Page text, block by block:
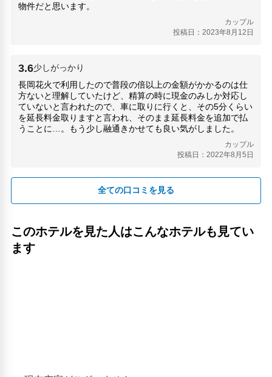
ヤスラギ帝(2.96km)
イオンモール新潟南(2.22km)
新潟市マンガの家(3.75km)
新潟県立自然科学館(2km)
新潟県記念館(3.55km)
新潟駅(2.13km)
新潟駅万代口観光案内所(2.18km)
朱鷺メッセ：新潟コンベンションセンター(3.72km)
東新潟病院(1.35km)
自遊空間 新潟駅前店(2.51km)
自遊空間 桜木インター店(1.51km)
角田浜(24.14km)
物件だと思います。
カップル
投稿日：2023年8月12日
3.6少しがっかり
長岡花火で利用したので普段の倍以上の金額がかかるのは仕
方ないと理解していたけど、精算の時に現金のみしか対応し
ていないと言われたので、車に取りに行くと、その5分くらい
を延長料金取りますと言われ、そのまま延長料金を追加で払
うことに…。もう少し融通きかせても良い気がしました。
カップル
投稿日：2022年8月5日
全ての口コミを見る
このホテルを見た人はこんなホテルも見てい
ます